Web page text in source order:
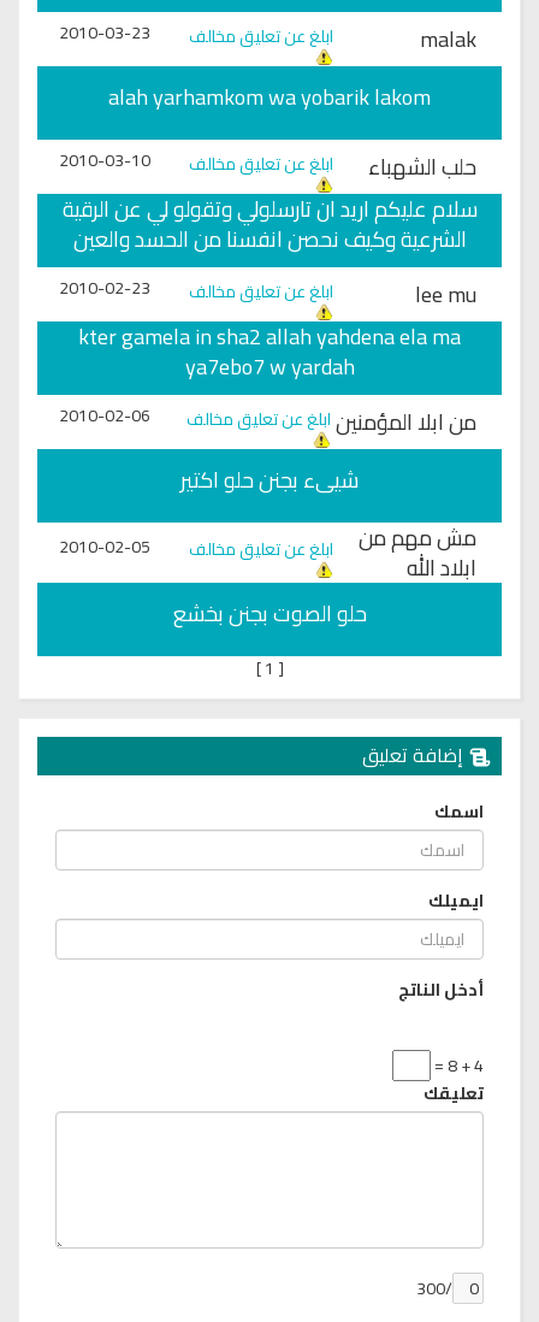
malak ابلغ عن تعليق مخالف 2010-03-23
alah yarhamkom wa yobarik lakom
حلب الشهباء
ابلغ عن تعليق مخالف 2010-03-10
سلام عليكم اريد ان تارسلولي وتقولو لي عن الرقية
الشرعية وكيف نحصن انفسنا من الحسد والعين
lee mu
ابلغ عن تعليق مخالف 2010-02-23
kter gamela in sha2 allah yahdena ela ma
ya7ebo7 w yardah
من ابلا المؤمنينابلغ عن تعليق مخالف 2010-02-06
شيىء بجنن حلو اكتير
مش مهم من
ابلاد الله ابلغ عن تعليق مخالف 2010-02-05
حلو الصوت بجنن بخشع
[
]
إضافة تعليق
اسمك
ايميلك
أدخل الناتج
4 + 8 =
تعليقك
/300